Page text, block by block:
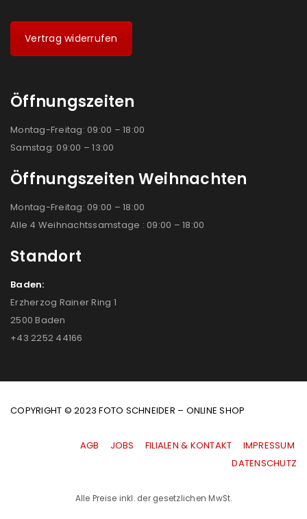
Vertrag widerrufen
Öffnungszeiten
Montag-Freitag: 09:00 – 18:00
Samstag: 09:00 – 13:00
Öffnungszeiten Weihnachten
Montag-Freitag: 09:00 – 18:00
Alle 4 Weihnachtssamstage : 09:00 – 18:00
Standort
Baden:
Erzherzog Rainer Ring 1
2500 Baden
+43 2252 44166
COPYRIGHT © 2023 FOTO SCHNEIDER – ONLINE SHOP
AGB JOBS FILIALEN & KONTAKT
IMPRESSUM
|DATENSCHUTZ
Alle Preise inkl. der gesetzlichen MwSt.